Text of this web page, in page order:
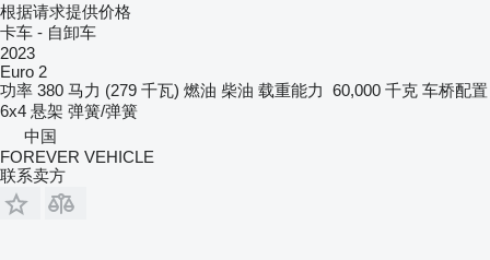
根据请求提供价格
卡车 - 自卸车
2023
Euro 2
功率 380 马力 (279 千瓦) 燃油 柴油 载重能力 60,000 千克 车桥配置
6x4 悬架 弹簧/弹簧
中国
FOREVER VEHICLE
联系卖方